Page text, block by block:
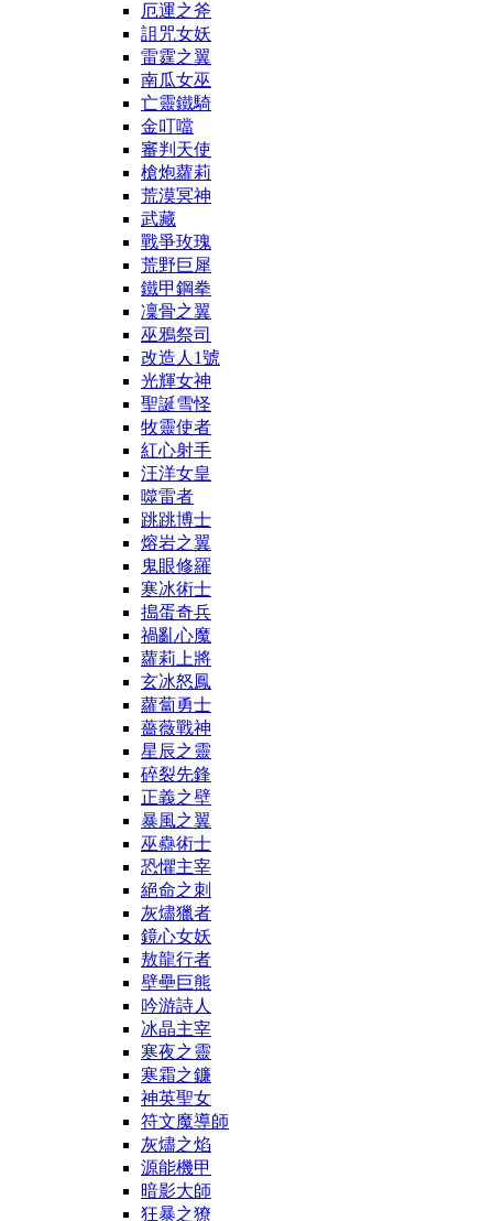
厄運之斧
詛咒女妖
雷霆之翼
南瓜女巫
亡靈鐵騎
金叮噹
審判天使
槍炮蘿莉
荒漠冥神
武藏
戰爭玫瑰
荒野巨犀
鐵甲鋼拳
凜骨之翼
巫鴉祭司
改造人1號
光輝女神
聖誕雪怪
牧靈使者
紅心射手
汪洋女皇
噬雷者
跳跳博士
熔岩之翼
鬼眼修羅
寒冰術士
搗蛋奇兵
禍亂心魔
蘿莉上將
玄冰怒鳳
蘿蔔勇士
薔薇戰神
星辰之靈
碎裂先鋒
正義之壁
暴風之翼
巫蠱術士
恐懼主宰
絕命之刺
灰燼獵者
鏡心女妖
敖龍行者
壁壘巨熊
吟游詩人
冰晶主宰
寒夜之靈
寒霜之鐮
神英聖女
符文魔導師
灰燼之焰
源能機甲
暗影大師
狂暴之獠